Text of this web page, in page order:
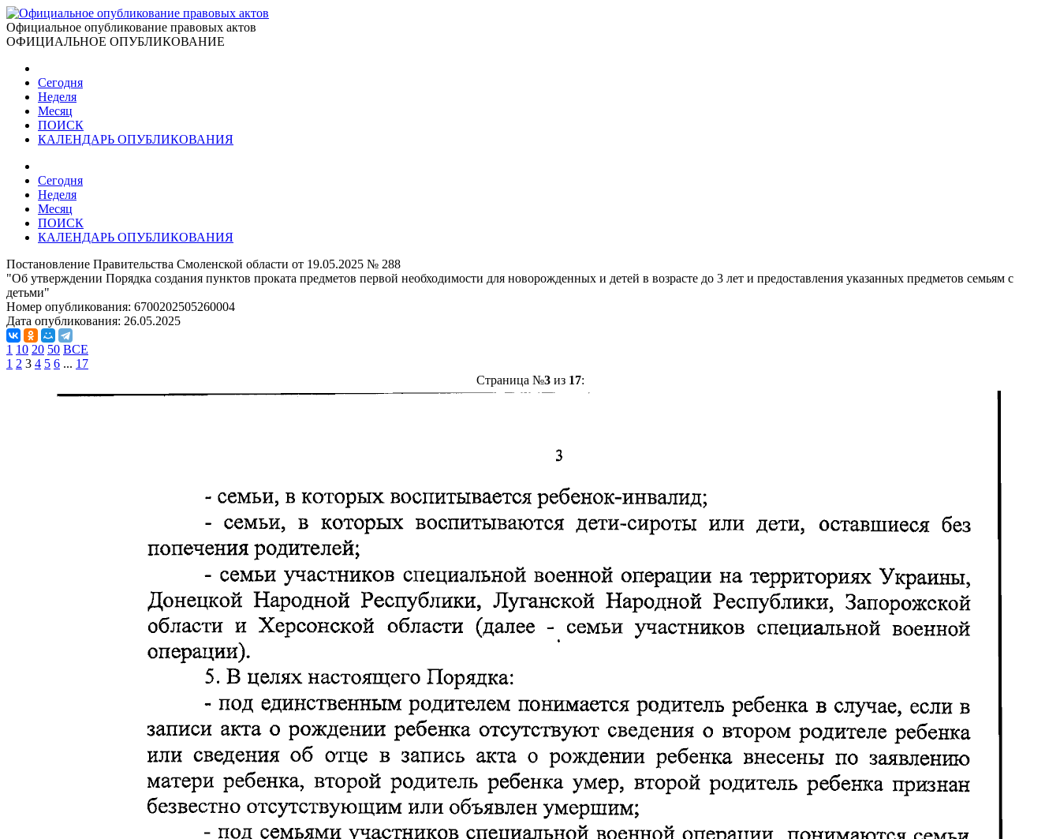
Официальное опубликование правовых актов
ОФИЦИАЛЬНОЕ ОПУБЛИКОВАНИЕ
Сегодня
Неделя
Месяц
ПОИСК
КАЛЕНДАРЬ ОПУБЛИКОВАНИЯ
Сегодня
Неделя
Месяц
ПОИСК
КАЛЕНДАРЬ ОПУБЛИКОВАНИЯ
Постановление Правительства Смоленской области от 19.05.2025 № 288
"Об утверждении Порядка создания пунктов проката предметов первой необходимости для новорожденных и детей в возрасте до 3 лет и предоставления указанных предметов семьям с
детьми"
Номер опубликования: 6700202505260004
Дата опубликования: 26.05.2025
1 10 20 50 ВСЕ
1 2 3 4 5 6 ... 17
Страница №3из 17: